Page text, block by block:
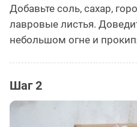
Добавьте соль, сахар,
лавровые листья.
небольшом огне и
Шаг 2